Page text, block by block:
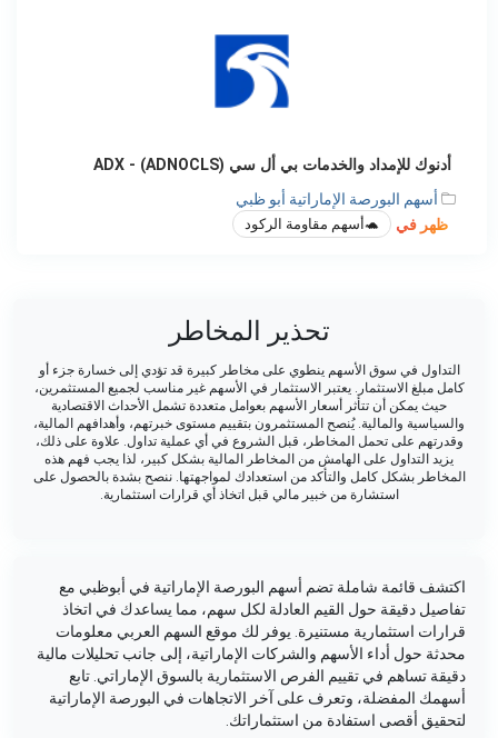
أدنوك للإمداد والخدمات بي أل سي (ADNOCLS) - ADX
أسهم البورصة الإماراتية أبو ظبي
ظهر في
🐢أسهم مقاومة الركود
تحذير المخاطر
التداول في سوق الأسهم ينطوي على مخاطر كبيرة قد تؤدي إلى خسارة جزء أو
كامل مبلغ الاستثمار. يعتبر الاستثمار في الأسهم غير مناسب لجميع المستثمرين،
حيث يمكن أن تتأثر أسعار الأسهم بعوامل متعددة تشمل الأحداث الاقتصادية
والسياسية والمالية. يُنصح المستثمرون بتقييم مستوى خبرتهم، وأهدافهم المالية،
وقدرتهم على تحمل المخاطر، قبل الشروع في أي عملية تداول. علاوة على ذلك،
يزيد التداول على الهامش من المخاطر المالية بشكل كبير، لذا يجب فهم هذه
المخاطر بشكل كامل والتأكد من استعدادك لمواجهتها. ننصح بشدة بالحصول على
استشارة من خبير مالي قبل اتخاذ أي قرارات استثمارية.
اكتشف قائمة شاملة تضم أسهم البورصة الإماراتية في أبوظبي مع
تفاصيل دقيقة حول القيم العادلة لكل سهم، مما يساعدك في اتخاذ
قرارات استثمارية مستنيرة. يوفر لك موقع السهم العربي معلومات
محدثة حول أداء الأسهم والشركات الإماراتية، إلى جانب تحليلات مالية
دقيقة تساهم في تقييم الفرص الاستثمارية بالسوق الإماراتي. تابع
أسهمك المفضلة، وتعرف على آخر الاتجاهات في البورصة الإماراتية
لتحقيق أقصى استفادة من استثماراتك.